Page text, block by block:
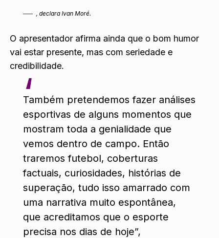
, declara Ivan Moré.
O apresentador afirma ainda que o bom humor
vai estar presente, mas com seriedade e
credibilidade.
Também pretendemos fazer análises
esportivas de alguns momentos que
mostram toda a genialidade que
vemos dentro de campo. Então
traremos futebol, coberturas
factuais, curiosidades, histórias de
superação, tudo isso amarrado com
uma narrativa muito espontânea,
que acreditamos que o esporte
precisa nos dias de hoje”,